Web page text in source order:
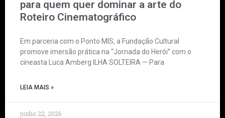
para quem quer dominar a arte do
Roteiro Cinematográfico
Em parceria com o Ponto MIS, a Fundação Cultural
promove imersão prática na “Jornada do Herói” com o
cineasta Luca Amberg ILHA SOLTEIRA — Para
LEIA MAIS »
junho 22, 2026